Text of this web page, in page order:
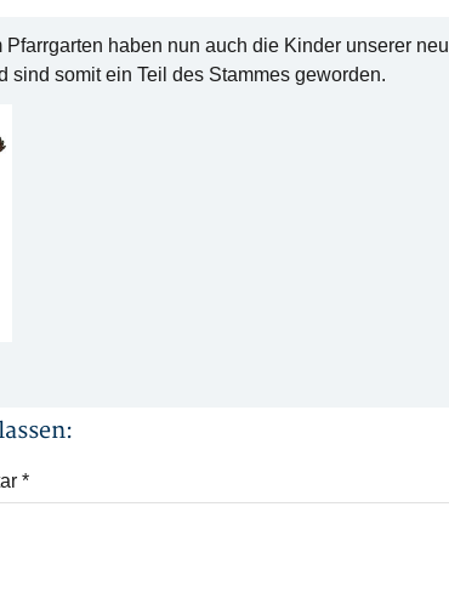
haben nun auch die Kinder unserer
sind somit ein Teil des Stammes geworden.
*